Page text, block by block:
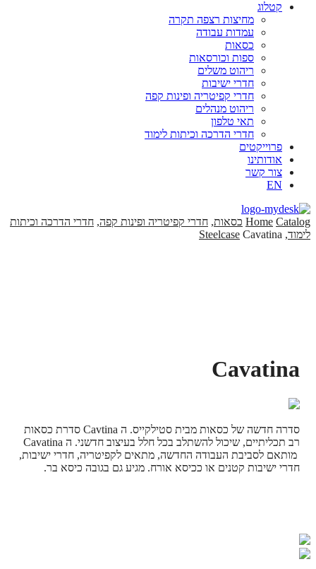
קטלוג
מחיצות רצפה תקרה
עמדות עבודה
כסאות
ספות וכורסאות
ריהוט משלים
חדרי ישיבות
חדרי קפיטריה ופינות קפה
ריהוט מנהלים
תאי טלפון
חדרי הדרכה וכיתות לימוד
פרוייקטים
אודותינו
צור קשר
EN
Home Catalog כסאות, חדרי קפיטריה ופינות קפה, חדרי הדרכה וכיתות
לימוד,
Steelcase Cavatina
Cavatina
סדרה חדשה של כסאות מבית סטילקייס. ה Cavtina סדרת כסאות
רב תכליתיים, שיכול להשתלב בכל חלל בעיצוב חדשני. ה Cavatina
מותאם לסביבת העבודה החדשה, מתאים לקפיטריה, חדרי ישיבות,
חדרי ישיבות קטנים או ככיסא אורח. מגיע גם בגובה כיסא בר.